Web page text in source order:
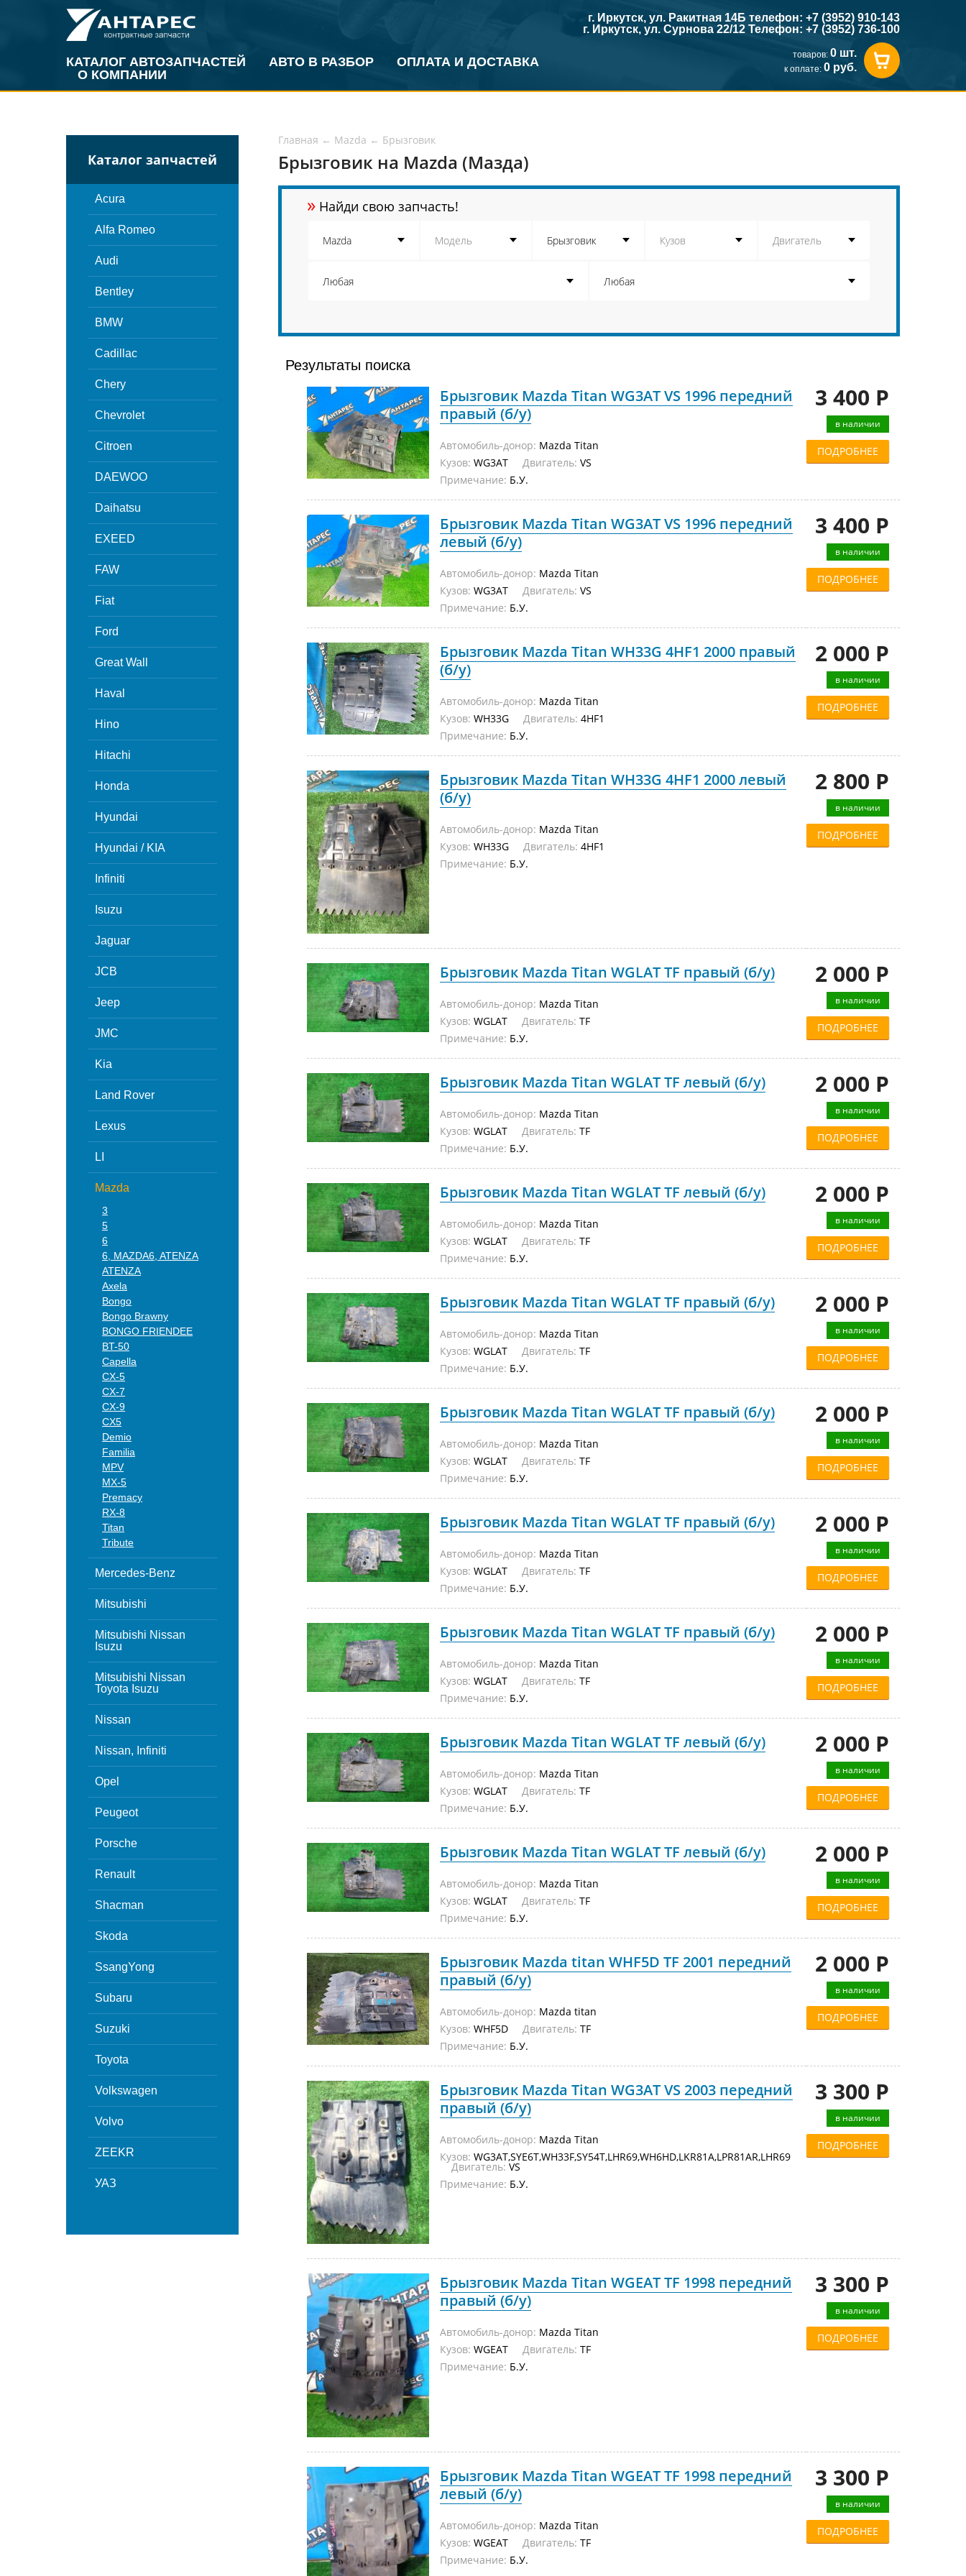
КАТАЛОГ АВТОЗАПЧАСТЕЙ АВТО В РАЗБОР
ОПЛАТА И ДОСТАВКА
О КОМПАНИИ
г. Иркутск, ул. Ракитная 14Б телефон: +7 (3952) 910-143
г. Иркутск, ул. Сурнова 22/12 Телефон: +7 (3952) 736-100
товаров: 0 шт.
к оплате: 0 руб.
Каталог запчастей
Acura
Alfa Romeo
Audi
Bentley
BMW
Cadillac
Chery
Chevrolet
Citroen
DAEWOO
Daihatsu
EXEED
FAW
Fiat
Ford
Great Wall
Haval
Hino
Hitachi
Honda
Hyundai
Hyundai / KIA
Infiniti
Isuzu
Jaguar
JCB
Jeep
JMC
Kia
Land Rover
Lexus
LI
Mazda
3
5
6
6, MAZDA6, ATENZA
ATENZA
Axela
Bongo
Bongo Brawny
BONGO FRIENDEE
BT-50
Capella
CX-5
CX-7
CX-9
CX5
Demio
Familia
MPV
MX-5
Premacy
RX-8
Titan
Tribute
Mercedes-Benz
Mitsubishi
Mitsubishi Nissan
Isuzu
Mitsubishi Nissan
Toyota Isuzu
Nissan
Nissan, Infiniti
Opel
Peugeot
Porsche
Renault
Shacman
Skoda
SsangYong
Subaru
Suzuki
Toyota
Volkswagen
Volvo
ZEEKR
УАЗ
Главная ← Mazda ← Брызговик
Брызговик на Mazda (Мазда)
» Найди свою запчасть!
Результаты поиска
Брызговик Mazda Titan WG3AT VS 1996 передний
правый (б/у)
Автомобиль-донор: Mazda Titan
Кузов: WG3AT Двигатель: VS
Примечание: Б.У.
3 400 Р
в наличии
ПОДРОБНЕЕ
Брызговик Mazda Titan WG3AT VS 1996 передний
левый (б/у)
Автомобиль-донор: Mazda Titan
Кузов: WG3AT Двигатель: VS
Примечание: Б.У.
3 400 Р
в наличии
ПОДРОБНЕЕ
Брызговик Mazda Titan WH33G 4HF1 2000 правый
(б/у)
Автомобиль-донор: Mazda Titan
Кузов: WH33G Двигатель: 4HF1
Примечание: Б.У.
2 000 Р
в наличии
ПОДРОБНЕЕ
Брызговик Mazda Titan WH33G 4HF1 2000 левый
(б/у)
Автомобиль-донор: Mazda Titan
Кузов: WH33G Двигатель: 4HF1
Примечание: Б.У.
2 800 Р
в наличии
ПОДРОБНЕЕ
Брызговик Mazda Titan WGLAT TF правый (б/у)
Автомобиль-донор: Mazda Titan
Кузов: WGLAT Двигатель: TF
Примечание: Б.У.
2 000 Р
в наличии
ПОДРОБНЕЕ
Брызговик Mazda Titan WGLAT TF левый (б/у)
Автомобиль-донор: Mazda Titan
Кузов: WGLAT Двигатель: TF
Примечание: Б.У.
2 000 Р
в наличии
ПОДРОБНЕЕ
Брызговик Mazda Titan WGLAT TF левый (б/у)
Автомобиль-донор: Mazda Titan
Кузов: WGLAT Двигатель: TF
Примечание: Б.У.
2 000 Р
в наличии
ПОДРОБНЕЕ
Брызговик Mazda Titan WGLAT TF правый (б/у)
Автомобиль-донор: Mazda Titan
Кузов: WGLAT Двигатель: TF
Примечание: Б.У.
2 000 Р
в наличии
ПОДРОБНЕЕ
Брызговик Mazda Titan WGLAT TF правый (б/у)
Автомобиль-донор: Mazda Titan
Кузов: WGLAT Двигатель: TF
Примечание: Б.У.
2 000 Р
в наличии
ПОДРОБНЕЕ
Брызговик Mazda Titan WGLAT TF правый (б/у)
Автомобиль-донор: Mazda Titan
Кузов: WGLAT Двигатель: TF
Примечание: Б.У.
2 000 Р
в наличии
ПОДРОБНЕЕ
Брызговик Mazda Titan WGLAT TF правый (б/у)
Автомобиль-донор: Mazda Titan
Кузов: WGLAT Двигатель: TF
Примечание: Б.У.
2 000 Р
в наличии
ПОДРОБНЕЕ
Брызговик Mazda Titan WGLAT TF левый (б/у)
Автомобиль-донор: Mazda Titan
Кузов: WGLAT Двигатель: TF
Примечание: Б.У.
2 000 Р
в наличии
ПОДРОБНЕЕ
Брызговик Mazda Titan WGLAT TF левый (б/у)
Автомобиль-донор: Mazda Titan
Кузов: WGLAT Двигатель: TF
Примечание: Б.У.
2 000 Р
в наличии
ПОДРОБНЕЕ
Брызговик Mazda titan WHF5D TF 2001 передний
правый (б/у)
Автомобиль-донор: Mazda titan
Кузов: WHF5D Двигатель: TF
Примечание: Б.У.
2 000 Р
в наличии
ПОДРОБНЕЕ
Брызговик Mazda Titan WG3AT VS 2003 передний
правый (б/у)
Автомобиль-донор: Mazda Titan
Кузов: WG3AT,SYE6T,WH33F,SY54T,LHR69,WH6HD,LKR81A,LPR81AR,LHR69
Двигатель: VS
Примечание: Б.У.
3 300 Р
в наличии
ПОДРОБНЕЕ
Брызговик Mazda Titan WGEAT TF 1998 передний
правый (б/у)
Автомобиль-донор: Mazda Titan
Кузов: WGEAT Двигатель: TF
Примечание: Б.У.
3 300 Р
в наличии
ПОДРОБНЕЕ
Брызговик Mazda Titan WGEAT TF 1998 передний
левый (б/у)
Автомобиль-донор: Mazda Titan
Кузов: WGEAT Двигатель: TF
Примечание: Б.У.
3 300 Р
в наличии
ПОДРОБНЕЕ